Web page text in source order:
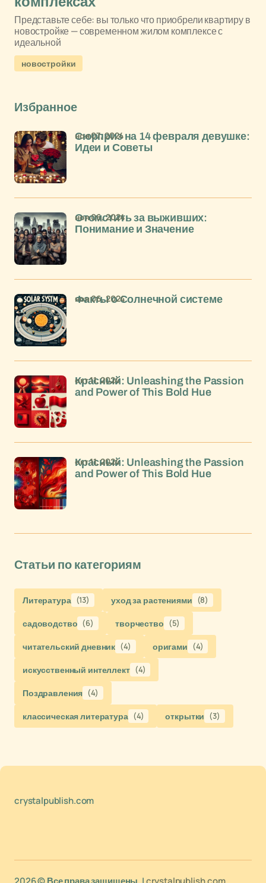
Представьте себе: вы только что приобрели квартиру в
новостройке — современном жилом комплексе с
идеальной
новостройки
Избранное
Сюрприз на 14 февраля девушке:
Идеи и Советы
ноя 07, 2024
Отомстить за выживших:
Понимание и Значение
ноя 06, 2024
Факты о Солнечной системе
ноя 06, 2024
Красный: Unleashing the Passion
and Power of This Bold Hue
окт 11, 2024
Красный: Unleashing the Passion
and Power of This Bold Hue
окт 11, 2024
Статьи по категориям
Литература (13) уход за растениями (8)
садоводство (6) творчество (5)
читательский дневник (4) оригами (4)
искусственный интеллект (4)
Поздравления (4)
классическая литература (4) открытки (3)
crystalpublish.com